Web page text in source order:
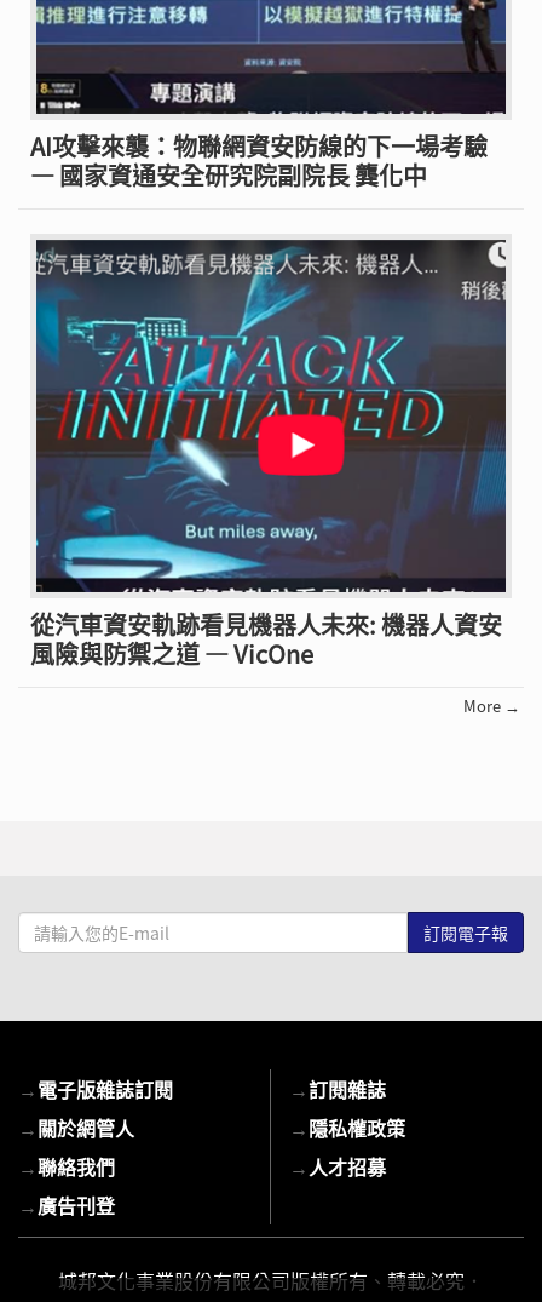
AI攻擊來襲：物聯網資安防線的下一場考驗
— 國家資通安全研究院副院長 龔化中
從汽車資安軌跡看見機器人未來: 機器人資安
風險與防禦之道 — VicOne
More →
請
輸
mail
→電子版雜誌訂閱
→關於網管人
→聯絡我們
→廣告刊登
→訂閱雜誌
→隱私權政策
→ 人才招募
城邦文化事業股份有限公司版權所有、轉載必究．